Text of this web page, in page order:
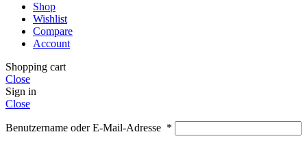
Shop
Wishlist
Compare
Account
Shopping cart
Close
Sign in
Close
Benutzername oder E-Mail-Adresse *